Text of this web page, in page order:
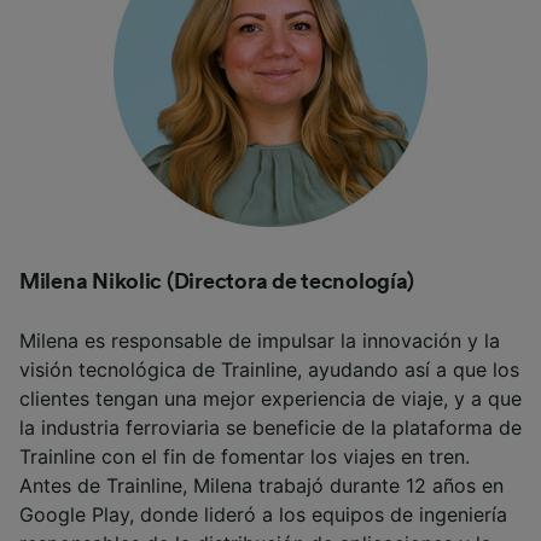
Milena Nikolic (Directora de tecnología)
Milena es responsable de impulsar la innovación y la
visión tecnológica de Trainline, ayudando así a que los
clientes tengan una mejor experiencia de viaje, y a que
la industria ferroviaria se beneficie de la plataforma de
Trainline con el fin de fomentar los viajes en tren.
Antes de Trainline, Milena trabajó durante 12 años en
Google Play, donde lideró a los equipos de ingeniería
audiencia y desarrollo de servicios.
Lista de asociados (proveedores)